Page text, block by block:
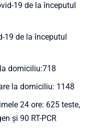
19 de la începutul
19 de la începutul
domiciliu:718
la domiciliu: 1148
24 ore: 625 teste,
și 90 RT-PCR